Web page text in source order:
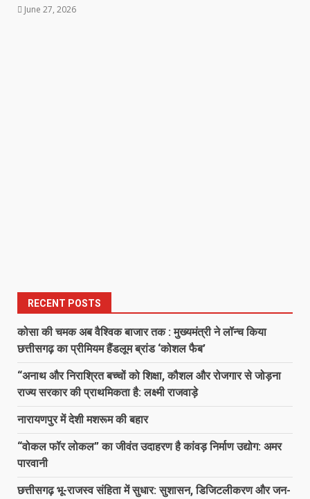
June 27, 2026
RECENT POSTS
कोसा की चमक अब वैश्विक बाजार तक : मुख्यमंत्री ने लॉन्च किया
छत्तीसगढ़ का प्रीमियम हैंडलूम ब्रांड ‘कोशल फैब’
“अनाथ और निराश्रित बच्चों को शिक्षा, कौशल और रोजगार से जोड़ना
राज्य सरकार की प्राथमिकता है: लक्ष्मी राजवाड़े
नारायणपुर में देशी मशरूम की बहार
“वोकल फॉर लोकल” का जीवंत उदाहरण है कांवड़ निर्माण उद्योग: अमर
पारवानी
छत्तीसगढ़ भू-राजस्व संहिता में सुधार: सुशासन, डिजिटलीकरण और जन-